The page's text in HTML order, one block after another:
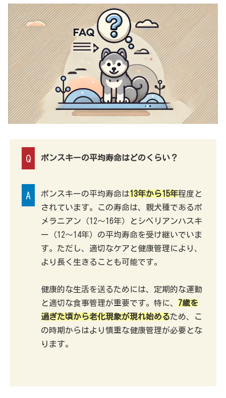
Q ポンスキーの平均寿命はどのくらい？
A ポンスキーの平均寿命は13年から15年程度と
されています。この寿命は、親犬種であるポ
メラニアン（12〜16年）とシベリアンハスキ
ー（12〜14年）の平均寿命を受け継いでいま
す。ただし、適切なケアと健康管理により、
より長く生きることも可能です。
健康的な生活を送るためには、定期的な運動
と適切な食事管理が重要です。特に、 7歳を
過ぎた頃から老化現象が現れ始めるため、こ
の時期からはより慎重な健康管理が必要とな
ります。